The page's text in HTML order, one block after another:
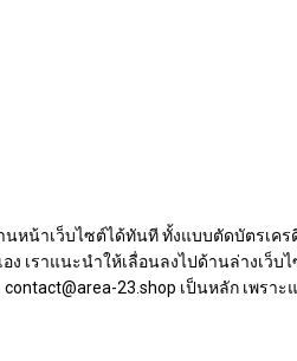
หน้าเว็บไซต์ได้ทันที ทั้งแบบตัดบัตรเค
ราแนะนำให้เลื่อนลงไปด้านล่างเว็บไ
23.shop เป็นหลัก เพร